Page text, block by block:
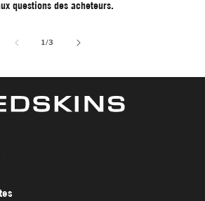
questions des acheteurs.
1/de
3